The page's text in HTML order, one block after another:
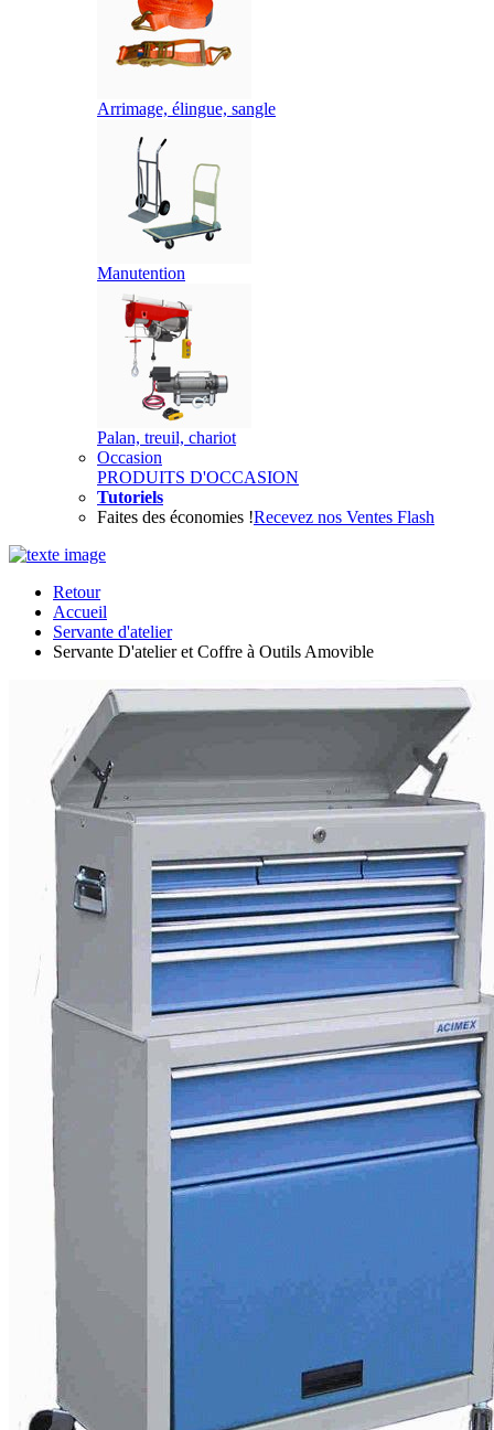
Arrimage, élingue, sangle
Manutention
Palan, treuil, chariot
Occasion
PRODUITS D'OCCASION
Tutoriels
Faites des économies !Recevez nos Ventes Flash
Retour
Accueil
Servante d'atelier
Servante D'atelier et Coffre à Outils Amovible